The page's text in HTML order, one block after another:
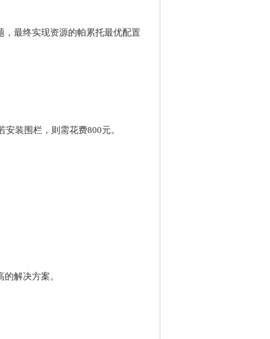
最终实现资源的帕累托最优配置
装围栏，则需花费800元。
解决方案。